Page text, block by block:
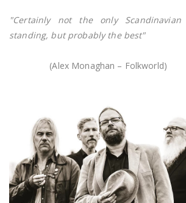
"Certainly not the only
standing, but probably the best"
(Alex Monaghan – Folkworld)